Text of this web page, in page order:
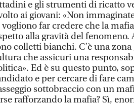
e gli strumenti di ricatto
ai giovani: «Non
vogliono far credere che la
alla gravità del
colletti bianchi. C’è una
che assicuri una
Ed è su questo punto,
e per cercare di fare
sottobraccio con un
rafforzando la mafia? Sì,